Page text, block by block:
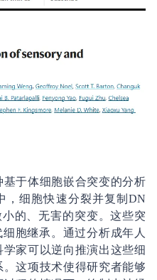
于体细胞嵌合突变的分析
，细胞快速分裂并复制DN
的、无害的突变。这些突
胞继承。通过分析成年人
家可以逆向推演出这些细
这项技术使得研究者能够